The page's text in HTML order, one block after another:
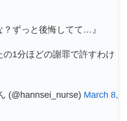
？ずっと後悔してて…』
1分ほどの謝罪で許すわけ
(@hannsei_nurse) March 8,